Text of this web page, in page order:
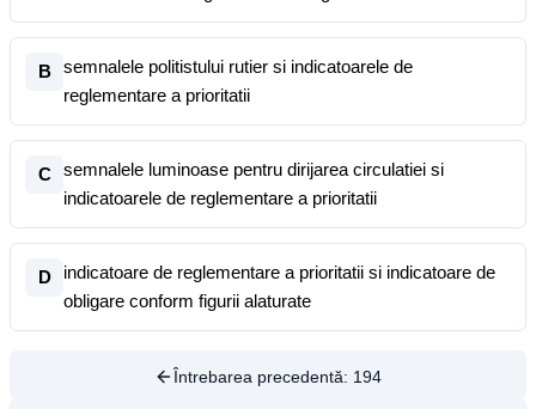
B
semnalele politistului rutier si indicatoarele de
reglementare a prioritatii
C
semnalele luminoase pentru dirijarea circulatiei si
indicatoarele de reglementare a prioritatii
D
indicatoare de reglementare a prioritatii si indicatoare de
obligare conform figurii alaturate
Întrebarea precedentă: 194